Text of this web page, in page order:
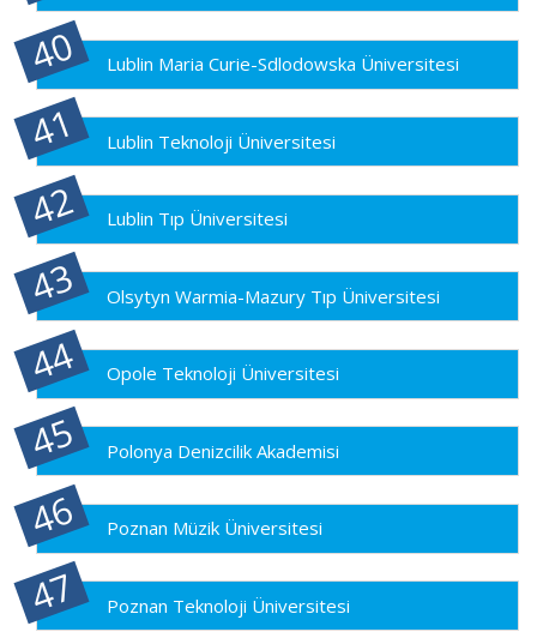
Lublin Maria Curie-Sdlodowska Üniversitesi
Lublin Teknoloji Üniversitesi
Lublin Tıp Üniversitesi
Olsytyn Warmia-Mazury Tıp Üniversitesi
Opole Teknoloji Üniversitesi
Polonya Denizcilik Akademisi
Poznan Müzik Üniversitesi
Poznan Teknoloji Üniversitesi